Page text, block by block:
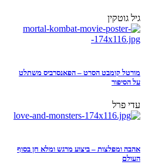
גיל גוטקין
מורטל קומבט הסרט – הפאנסרביס משתלט
על הסיפור
עדי פרל
אהבה ומפלצות – ביצוע מרגש ומלא חן בסוף
העולם